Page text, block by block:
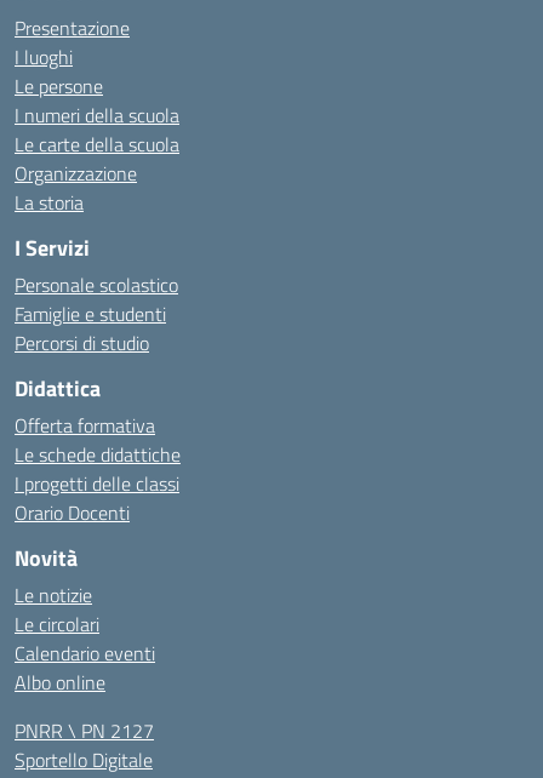
Presentazione
I luoghi
Le persone
I numeri della scuola
Le carte della scuola
Organizzazione
La storia
I Servizi
Personale scolastico
Famiglie e studenti
Percorsi di studio
Didattica
Offerta formativa
Le schede didattiche
I progetti delle classi
Orario Docenti
Novità
Le notizie
Le circolari
Calendario eventi
Albo online
PNRR \ PN 2127
Sportello Digitale